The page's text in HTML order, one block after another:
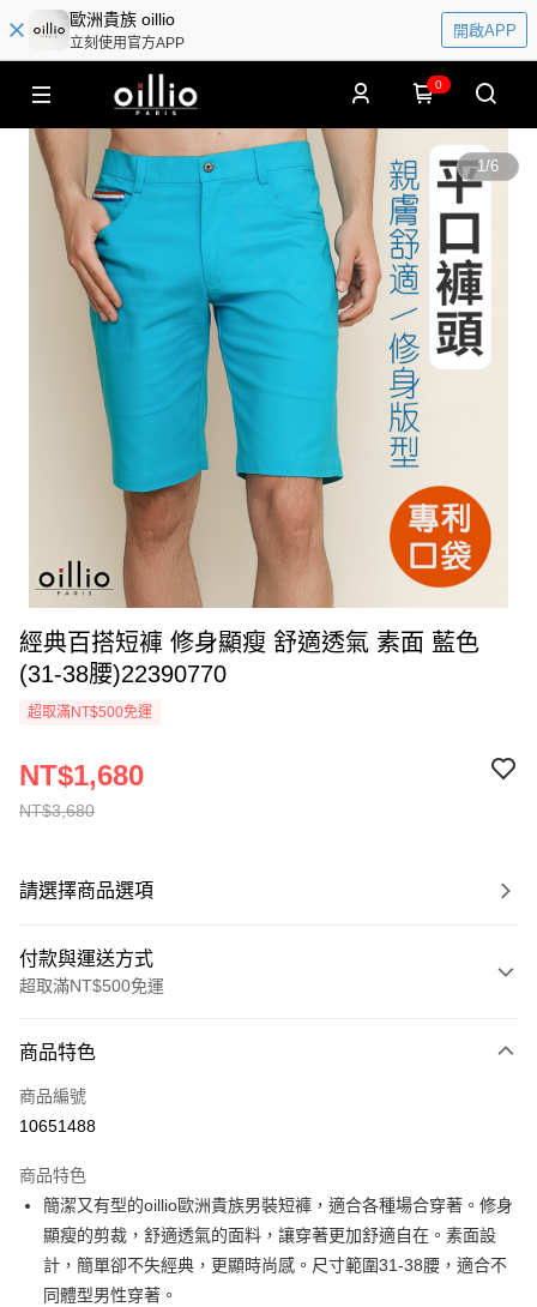
歐洲貴族 oillio
立刻使用官方APP
開啟APP
0
1/6
經典百搭短褲 修身顯瘦 舒適透氣 素面 藍色
(31-38腰)22390770
超取滿NT$500免運
NT$3,680
NT$1,680
請選擇商品選項
付款與運送方式
超取滿NT$500免運
信用卡一次付款
信用卡分期付款
合作金庫商業銀行
華南商業銀行
彰化商業銀行
上海商業儲蓄銀行
台北富邦商業銀行
國泰世華商業銀行
兆豐國際商業銀行
臺灣中小企業銀行
6 期 0 利率 每期
華南商業銀行
彰化商業銀行
上海商業儲蓄銀行
台北富邦商業銀行
國泰世華商業銀行
超商取貨付款
LINE Pay
商品特色
商品編號
10651488
商品特色
簡潔又有型的oillio歐洲貴族男裝短褲，適合各種場合穿著。修身
顯瘦的剪裁，舒適透氣的面料，讓穿著更加舒適自在。素面設
計，簡單卻不失經典，更顯時尚感。尺寸範圍31-38腰，適合不
同體型男性穿著。